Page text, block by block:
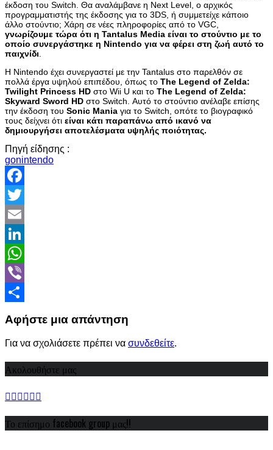
έκδοση του Switch. Θα αναλάμβανε η Next Level, ο αρχικός
προγραμματιστής της έκδοσης για το 3DS, ή συμμετείχε κάποιο
άλλο στούντιο; Χάρη σε νέες πληροφορίες από το VGC,
γνωρίζουμε τώρα ότι η Tantalus Media είναι το στούντιο με το
οποίο συνεργάστηκε η Nintendo για να φέρει στη ζωή αυτό το
παιχνίδι
Η Nintendo έχει συνεργαστεί με την Tantalus στο παρελθόν σε
πολλά έργα υψηλού επιπέδου, όπως το The Legend of Zelda:
Twilight Princess HD στο Wii U και το The Legend of Zelda:
Skyward Sword HD στο Switch. Αυτό το στούντιο ανέλαβε επίσης
την έκδοση του Sonic Mania για το Switch, οπότε το βιογραφικό
τους δείχνει ότι είναι κάτι παραπάνω από ικανό να
δημιουργήσει αποτελέσματα υψηλής ποιότητας.
Πηγή είδησης :
gonintendo
Facebook
Twitter
Email
LinkedIn
WhatsApp
Viber
Αφήστε μια απάντηση
Για να σχολιάσετε πρέπει να συνδεθείτε.
Ακολουθήστε μας
Το επίσημο facebook group μας!!